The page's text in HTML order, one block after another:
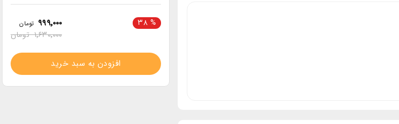
۳۸ % ۹۹۹٬۰۰۰ تومان
۱٬۶۳۰٬۰۰۰تومان
افزودن به سبد خرید